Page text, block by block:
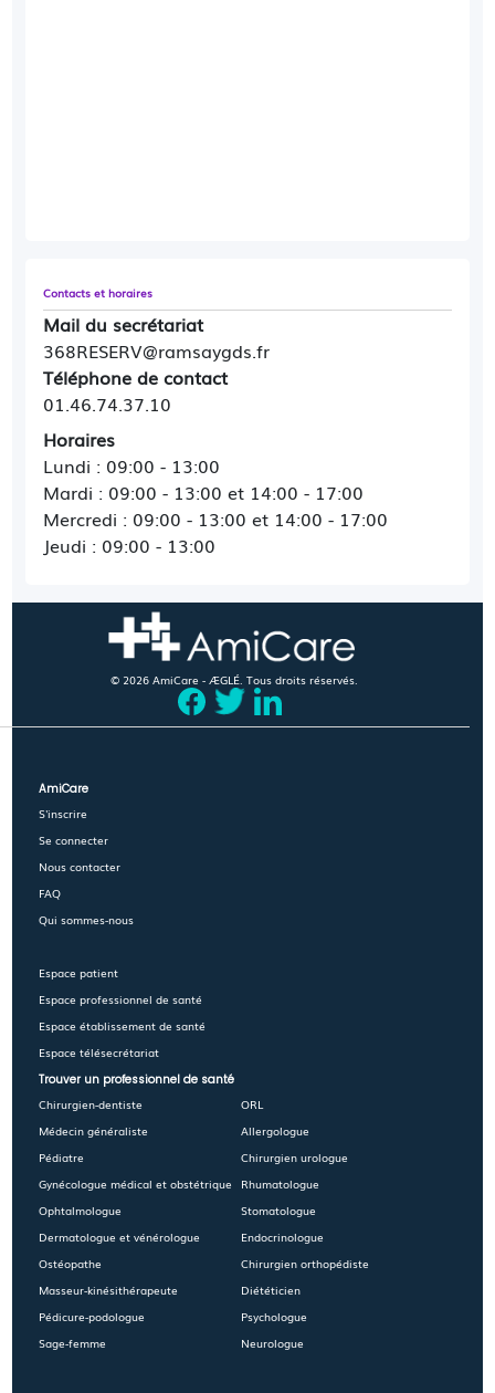
Contacts et horaires
Mail du secrétariat
368RESERV@ramsaygds.fr
Téléphone de contact
01.46.74.37.10
Horaires
Lundi : 09:00 - 13:00
Mardi : 09:00 - 13:00 et 14:00 - 17:00
Mercredi : 09:00 - 13:00 et 14:00 - 17:00
Jeudi : 09:00 - 13:00
© 2026 AmiCare - ÆGLÉ. Tous droits réservés.
AmiCare
S'inscrire
Se connecter
Nous contacter
FAQ
Qui sommes-nous
Espace patient
Espace professionnel de santé
Espace établissement de santé
Espace télésecrétariat
Trouver un professionnel de santé
Chirurgien-dentiste
Médecin généraliste
Pédiatre
Gynécologue médical et obstétrique
Ophtalmologue
Dermatologue et vénérologue
Ostéopathe
Masseur-kinésithérapeute
Pédicure-podologue
Sage-femme
ORL
Allergologue
Chirurgien urologue
Rhumatologue
Stomatologue
Endocrinologue
Chirurgien orthopédiste
Diététicien
Psychologue
Neurologue